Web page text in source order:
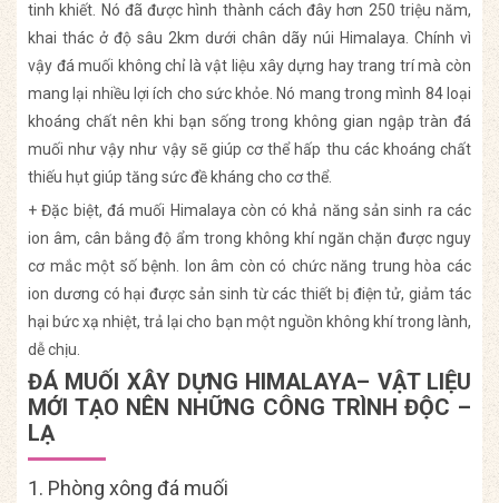
tinh khiết. Nó đã được hình thành cách đây hơn 250 triệu năm,
khai thác ở độ sâu 2km dưới chân dãy núi Himalaya. Chính vì
vậy đá muối không chỉ là vật liệu xây dựng hay trang trí mà còn
mang lại nhiều lợi ích cho sức khỏe. Nó mang trong mình 84 loại
khoáng chất nên khi bạn sống trong không gian ngập tràn đá
muối như vậy như vậy sẽ giúp cơ thể hấp thu các khoáng chất
thiếu hụt giúp tăng sức đề kháng cho cơ thể.
+ Đặc biệt, đá muối Himalaya còn có khả năng sản sinh ra các
ion âm, cân bằng độ ẩm trong không khí ngăn chặn được nguy
cơ mắc một số bệnh. Ion âm còn có chức năng trung hòa các
ion dương có hại được sản sinh từ các thiết bị điện tử, giảm tác
hại bức xạ nhiệt, trả lại cho bạn một nguồn không khí trong lành,
dễ chịu.
ĐÁ MUỐI XÂY DỰNG HIMALAYA– VẬT LIỆU
MỚI TẠO NÊN NHỮNG CÔNG TRÌNH ĐỘC –
LẠ
1. Phòng xông đá muối